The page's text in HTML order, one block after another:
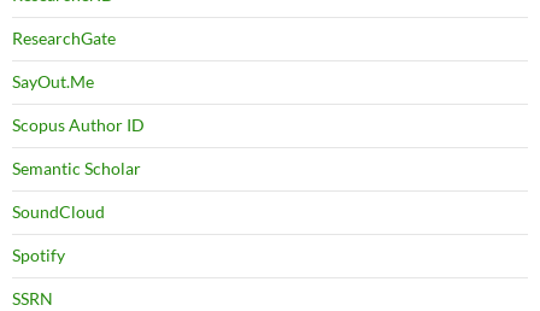
ResearchGate
SayOut.Me
Scopus Author ID
Semantic Scholar
SoundCloud
Spotify
SSRN